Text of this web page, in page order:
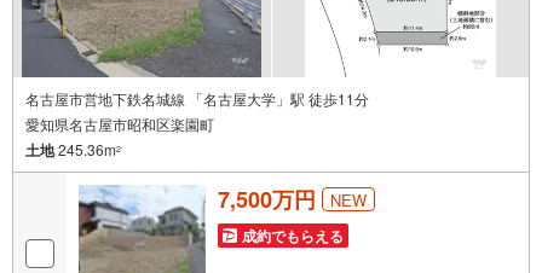
名古屋市営地下鉄名城線 「名古屋大学」駅 徒歩11分
愛知県名古屋市昭和区楽園町
土地245.36m2
7,500万円 NEW
成約でもらえる